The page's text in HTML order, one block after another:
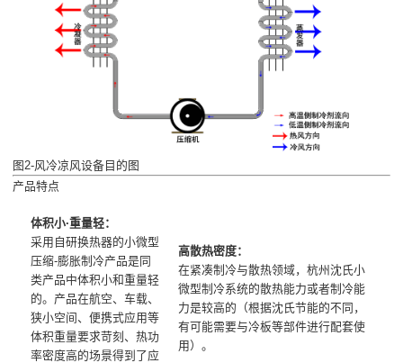
图2-风冷凉风设备目的图
产品特点
体积小·重量轻：
采用自研换热器的小微型
压缩-膨胀制冷产品是同
类产品中体积小和重量轻
的。产品在航空、车载、
狭小空间、便携式应用等
体积重量要求苛刻、热功
率密度高的场景得到了应
高散热密度：
在紧凑制冷与散热领域，杭州沈氏小
微型制冷系统的散热能力或者制冷能
力是较高的（根据沈氏节能的不同，
有可能需要与冷板等部件进行配套使
用）。